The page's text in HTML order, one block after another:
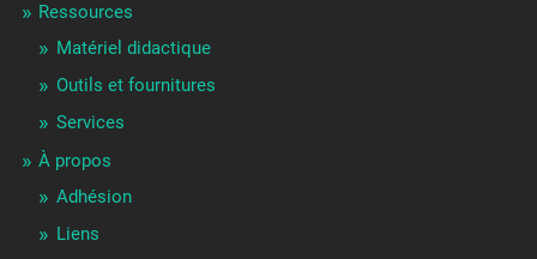
Ressources
Matériel didactique
Outils et fournitures
Services
À propos
Adhésion
Liens